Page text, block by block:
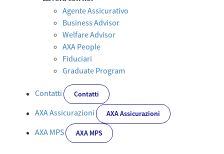
Agente Assicurativo
Business Advisor
Welfare Advisor
AXA People
Fiduciari
Graduate Program
Contatti Contatti
AXA Assicurazioni AXA Assicurazioni
AXA MPS AXA MPS